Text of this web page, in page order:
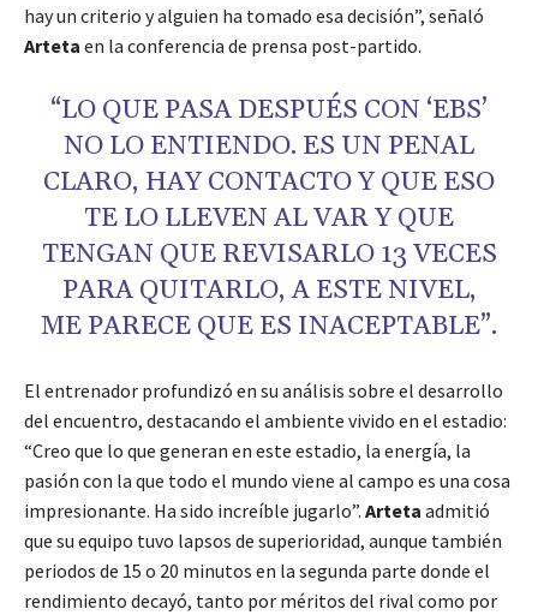
hay un criterio y alguien ha tomado esa decisión”, señaló
Arteta en la conferencia de prensa post-partido.
“LO QUE PASA DESPUÉS CON ‘EBS’
NO LO ENTIENDO. ES UN PENAL
CLARO, HAY CONTACTO Y QUE ESO
TE LO LLEVEN AL VAR Y QUE
TENGAN QUE REVISARLO 13 VECES
PARA QUITARLO, A ESTE NIVEL,
ME PARECE QUE ES INACEPTABLE”.
El entrenador profundizó en su análisis sobre el desarrollo
del encuentro, destacando el ambiente vivido en el estadio:
“Creo que lo que generan en este estadio, la energía, la
pasión con la que todo el mundo viene al campo es una cosa
impresionante. Ha sido increíble jugarlo”. Arteta admitió
que su equipo tuvo lapsos de superioridad, aunque también
periodos de 15 o 20 minutos en la segunda parte donde el
rendimiento decayó, tanto por méritos del rival como por